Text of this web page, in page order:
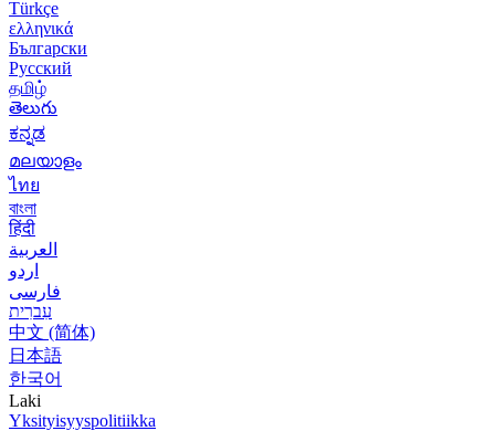
Türkçe
ελληνικά
Български
Русский
தமிழ்
తెలుగు
ಕನ್ನಡ
മലയാളം
ไทย
বাংলা
हिंदी
العربية
اردو
فارسی
עִברִית
中文 (简体)
日本語
한국어
Laki
Yksityisyyspolitiikka